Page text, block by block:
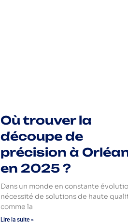
Où trouver la
découpe de
précision à
en 2025 ?
Dans un monde en constante
nécessité de solutions de haute
comme la
Lire la suite »